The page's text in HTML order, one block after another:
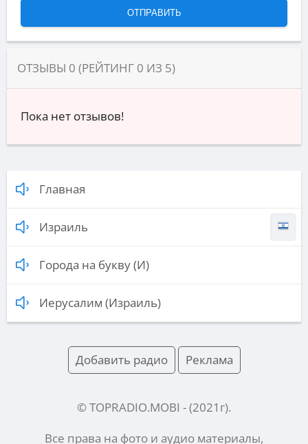
ОТЗЫВЫ 0 (РЕЙТИНГ 0 ИЗ 5)
Пока нет отзывов!
Главная
Израиль
Города на букву (И)
Иерусалим (Израиль)
Добавить радио Реклама
© TOPRADIO.MOBI - (2021 г).
Все права на фото и аудио материалы,